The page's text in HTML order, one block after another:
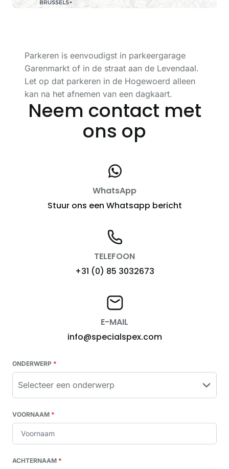
Parkeren is eenvoudigst in parkeergarage
Garenmarkt of in de straat aan de Levendaal.
Let op dat parkeren in de Hogewoerd alleen
kan na het afnemen van een dagkaart.
Neem contact met
ons op
WhatsApp
Stuur ons een Whatsapp bericht
TELEFOON
+31 (0) 85 3032673
E-MAIL
info@specialspex.com
ONDERWERP *
VOORNAAM *
ACHTERNAAM *